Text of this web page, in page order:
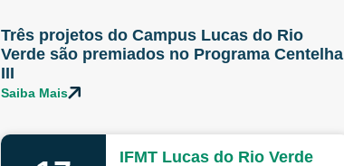
Três projetos do Campus Lucas do Rio
Verde são premiados no Programa Centelha
III
Saiba Mais
IFMT Lucas do Rio Verde